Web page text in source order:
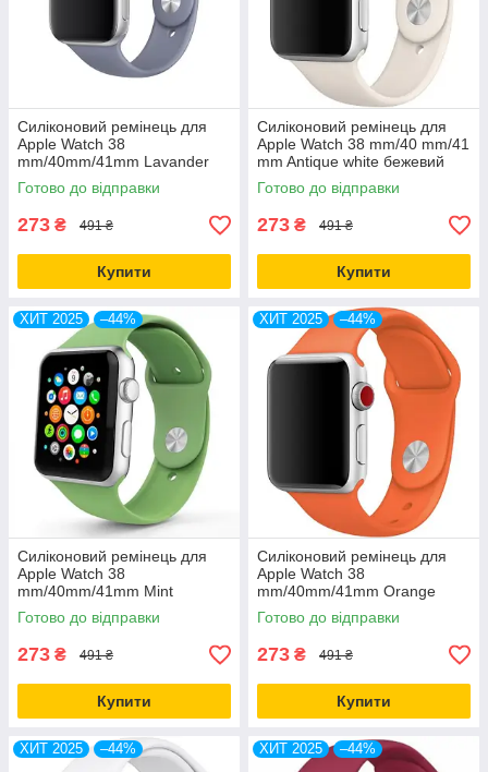
Силіконовий ремінець для
Apple Watch 38
mm/40mm/41mm Lavander
grey лаванда сірий
Готово до відправки
273 ₴ 491 ₴
Купити
Силіконовий ремінець для
Apple Watch 38 mm/40 mm/41
mm Antique white бежевий
Готово до відправки
273 ₴ 491 ₴
Купити
ХИТ 2025 –44%
Силіконовий ремінець для
Apple Watch 38
mm/40mm/41mm Mint
м'ятний
Готово до відправки
273 ₴ 491 ₴
Купити
ХИТ 2025 –44%
Силіконовий ремінець для
Apple Watch 38
mm/40mm/41mm Orange
жовтогарячий
Готово до відправки
273 ₴ 491 ₴
Купити
ХИТ 2025 –44% ХИТ 2025 –44%